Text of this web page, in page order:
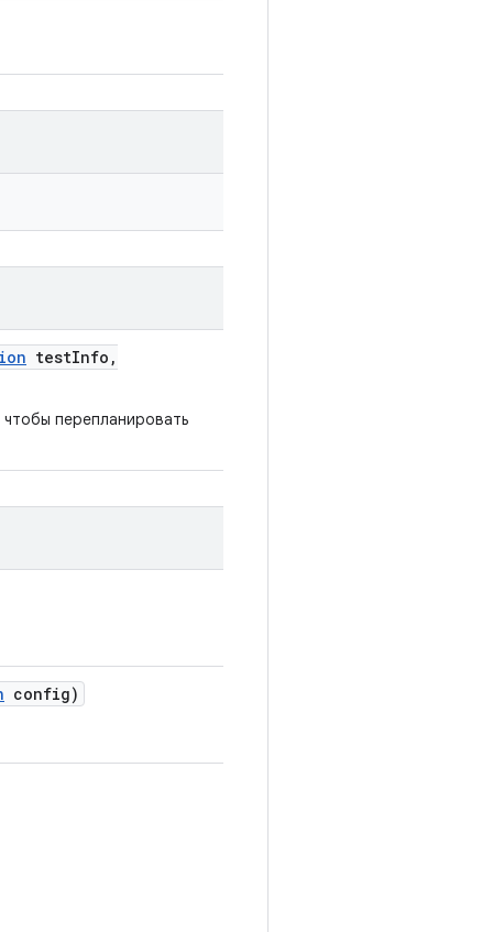
testInfo ,
перепланировать
config)